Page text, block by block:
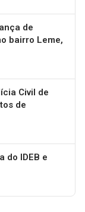
de
bairro Leme,
Civil de
de
do IDEB e